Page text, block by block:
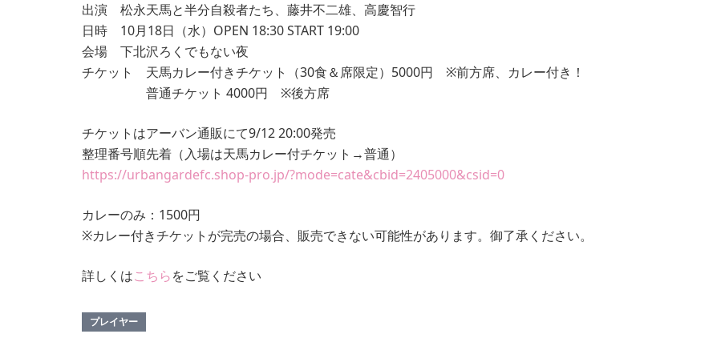
出演 松永天馬と半分自殺者たち、藤井不二雄、高慶智行
日時 10月18日（水）OPEN 18:30 START 19:00
会場 下北沢ろくでもない夜
チケット 天馬カレー付きチケット（30食＆席限定）5000円 ※前方席、カレー付き！
普通チケット 4000円 ※後方席
チケットはアーバン通販にて9/12 20:00発売
整理番号順先着（入場は天馬カレー付チケット→普通）
https://urbangardefc.shop-pro.jp/?mode=cate&cbid=2405000&csid=0
カレーのみ：1500円
※カレー付きチケットが完売の場合、販売できない可能性があります。御了承ください。
詳しくはこちらをご覧ください
プレイヤー